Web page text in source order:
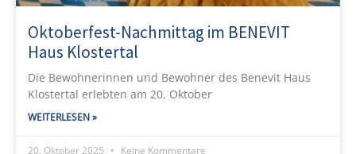
Oktoberfest-Nachmittag im BENEVIT
Haus Klostertal
Die Bewohnerinnen und Bewohner des Benevit Haus
Klostertal erlebten am 20. Oktober
WEITERLESEN »
20. Oktober 2025 Keine Kommentare